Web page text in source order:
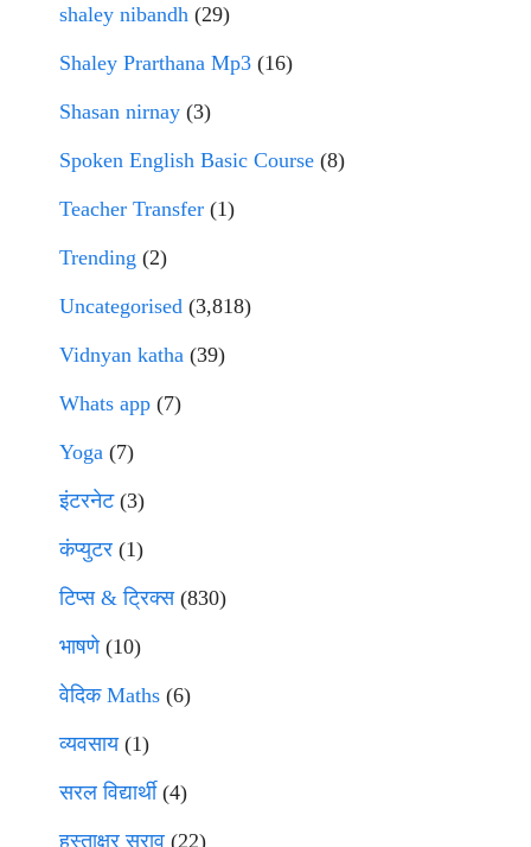
shaley nibandh (29)
Shaley Prarthana Mp3 (16)
Shasan nirnay (3)
Spoken English Basic Course (8)
Teacher Transfer (1)
Trending (2)
Uncategorised (3,818)
Vidnyan katha (39)
Whats app (7)
Yoga (7)
इंटरनेट(3)
कंप्युटर (1)
टिप्स & ट्रिक्स(830)
भाषणे(10)
वेदिक Maths (6)
व्यवसाय(1)
सरल विद्यार्थी(4)
हस्ताक्षर सराव (22)